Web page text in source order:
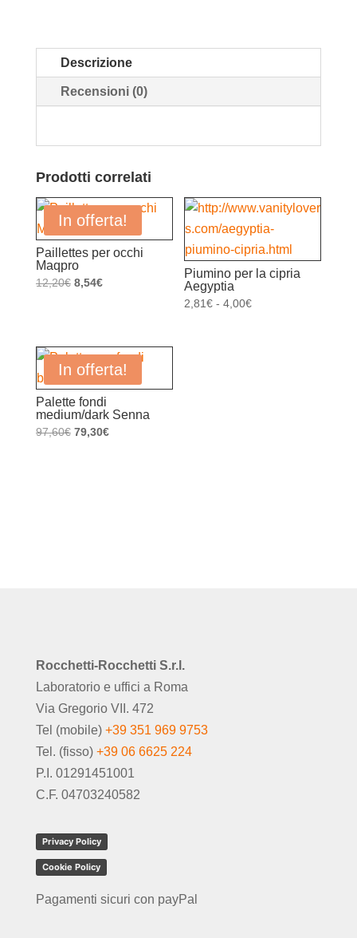
Descrizione
Recensioni (0)
Prodotti correlati
In offerta!
Paillettes per occhi
Maqpro
12,20€ Il
era:
12,20€.
8,54€Il
è:
8,54€.
Piumino per la cipria
Aegyptia
2,81€ - 4,00€Fascia
In offerta!
Palette fondi
medium/dark Senna
97,60€ Il
79,30€Il
Rocchetti-Rocchetti S.r.l.
Laboratorio e uffici a Roma
Via Gregorio VII. 472
Tel (mobile) +39 351 969 9753
Tel. (fisso) +39 06 6625 224
P.I. 01291451001
C.F. 04703240582
Privacy Policy
Cookie Policy
Pagamenti sicuri con payPal